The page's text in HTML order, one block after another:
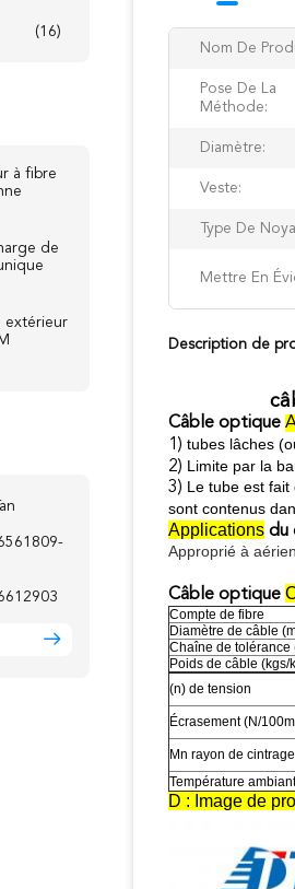
(16)
à fibre
de
extérieur
Nom De
Pose De La
Méthode:
Diamètre:
Veste:
Type De
Mettre En
Description de
Câble optique
1) tubes lâches
2) Limite par la
3) Le tube est
sont contenus
Applications du
Approprié à
Câble optique
Compte de fibre
Diamètre de câble
Chaîne de tolérance
Poids de câble (kgs/
(n) de tension
Écrasement (N/
Mn rayon de
Température
D : Image de